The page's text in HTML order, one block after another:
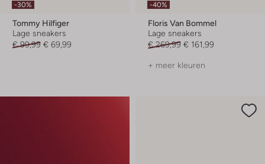
-30%
Tommy Hilfiger
Lage sneakers
€ 99,99 € 69,99
-40%
Floris Van Bommel
Lage sneakers
€ 269,99 € 161,99
+ meer kleuren